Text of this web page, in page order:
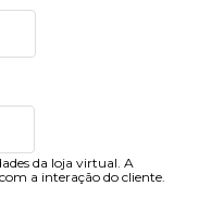
da loja virtual. A
a interação do cliente.